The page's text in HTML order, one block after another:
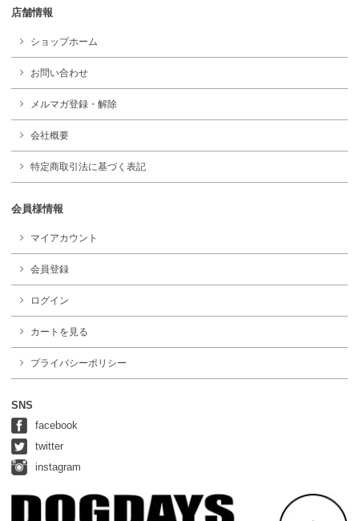
店舗情報
ショップホーム
お問い合わせ
メルマガ登録・解除
会社概要
特定商取引法に基づく表記
会員様情報
マイアカウント
会員登録
ログイン
カートを見る
プライバシーポリシー
SNS
facebook
twitter
instagram